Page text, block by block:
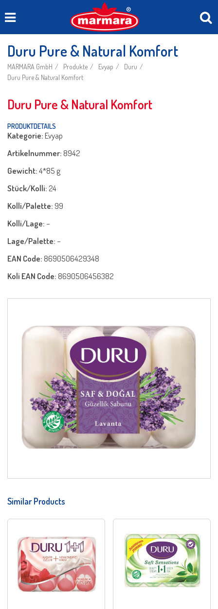
Duru Pure & Natural Komfort
MARMARA GmbH Produkte Evyap
Duru
Duru Pure & Natural Komfort
Duru Pure & Natural Komfort
PRODUKTDETAILS
Kategorie:Evyap
Artikelnummer: 8942
Gewicht:4*85 g
Stück/Kolli:24
Kolli/Palette:99
Kolli/Lage: −
Lage/Palette: −
EAN Code: 8690506429348
Koli EAN Code: 8690506456382
Similar Products